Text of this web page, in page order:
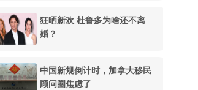
狂晒新欢 杜鲁多为啥还不离
婚？
中国新规倒计时，加拿大移民
顾问圈焦虑了